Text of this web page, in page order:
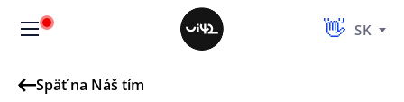
SK
Späť na Náš tím